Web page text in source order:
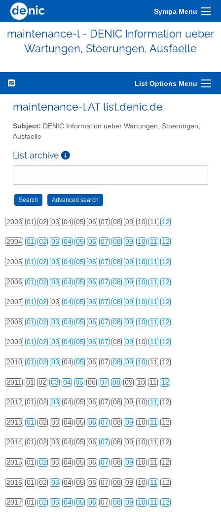
Sympa Menu
maintenance-l - DENIC Information ueber
Wartungen, Stoerungen, Ausfaelle
List Options Menu
maintenance-l AT list.denic.de
Subject: DENIC Information ueber Wartungen, Stoerungen,
Ausfaelle
List archive
2003 01 02 03 04 05 06 07 08 09 10 11 12
2004 01 02 03 04 05 06 07 08 09 10 11 12
2005 01 02 03 04 05 06 07 08 09 10 11 12
2006 01 02 03 04 05 06 07 08 09 10 11 12
2007 01 02 03 04 05 06 07 08 09 10 11 12
2008 01 02 03 04 05 06 07 08 09 10 11 12
2009 01 02 03 04 05 06 07 08 09 10 11 12
2010 01 02 03 04 05 06 07 08 09 10 11 12
2011 01 02 03 04 05 06 07 08 09 10 11 12
2012 01 02 03 04 05 06 07 08 09 10 11 12
2013 01 02 03 04 05 06 07 08 09 10 11 12
2014 01 02 03 04 05 06 07 08 09 10 11 12
2015 01 02 03 04 05 06 07 08 09 10 11 12
2016 01 02 03 04 05 06 07 08 09 10 11 12
2017 01 02 03 04 05 06 07 08 09 10 11 12